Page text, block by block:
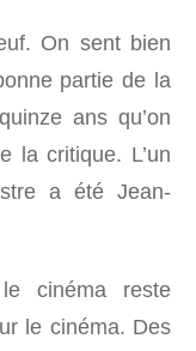
On sent bien
partie de la
ans qu’on
la critique. L’un
a été Jean-
cinéma reste
le cinéma. Des